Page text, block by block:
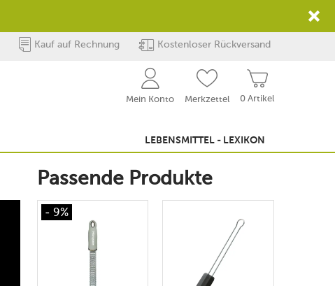
Kauf auf Rechnung Kostenloser Rückversand
0 Artikel
Mein Konto Merkzettel
LEBENSMITTEL - LEXIKON
Passende Produkte
- 9%